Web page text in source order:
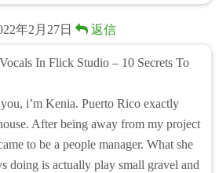
年2月27日 返信
In Flick Studio – 10 Secrets To
i’m Kenia. Puerto Rico exactly
After being away from my project
to be a people manager. What she
doing is actually play small gravel and